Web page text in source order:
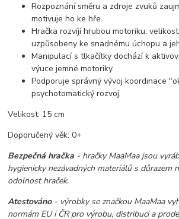
Rozpoznání směru a zdroje zvuků
motivuje ho ke hře.
Hračka rozvíjí hrubou motoriku.
uzpůsobeny ke snadnému úchopu a
Manipulací s tlkačítky dochází k
výuce jemné motoriky.
Podporuje správný vývoj koordinace
psychotomatický rozvoj.
Velikost: 15 cm
Doporučený věk: 0+
Bezpečná hračka - hračky MaaMaa jsou
hygienicky nezávadných materiálů s důrazem
odolnost hraček.
Atestováno- výrobky se značkou MaaMaa
normám EU i ČR pro výrobu, distribuci a